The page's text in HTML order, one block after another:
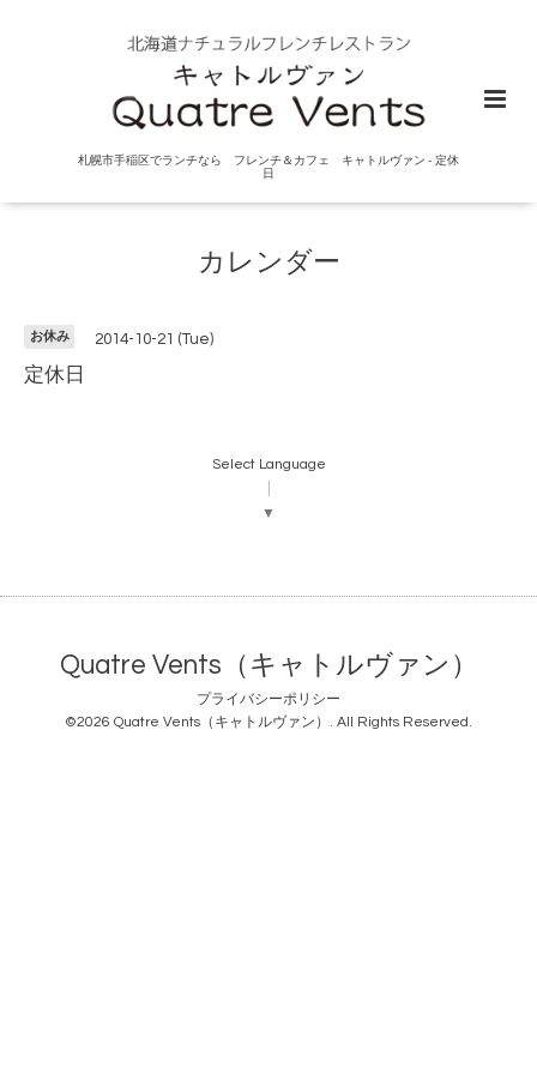
札幌市手稲区でランチなら フレンチ＆カフェ キャトルヴァン - 定休
日
カレンダー
お休み 2014-10-21 (Tue)
定休日
Select Language
▼
Quatre Vents（キャトルヴァン）
プライバシーポリシー
©2026 Quatre Vents（キャトルヴァン） . All Rights Reserved.